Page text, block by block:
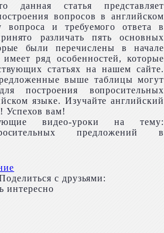
данная статья представляет
вопросов в английском
вопроса и требуемого ответа в
различать пять основных
были перечислены в начале
ряд особенностей, которые
статьях на нашем сайте.
выше таблицы могут
построения вопросительных
языке. Изучайте английский
Успехов вам!
видео-уроки на тему:
предложений в
с друзьями:
интересно